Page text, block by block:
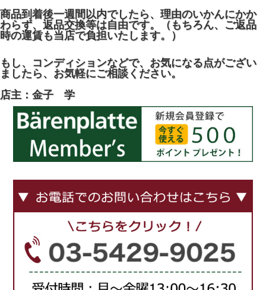
商品到着後一週間以内でしたら、理由のいかんにかか
わらず、返品交換等は自由です。（もちろん、ご返品
時の運賃も当店で負担いたします。）
もし、コンディションなどで、お気になる点がござい
ましたら、お気軽にご相談ください。
店主：金子 学